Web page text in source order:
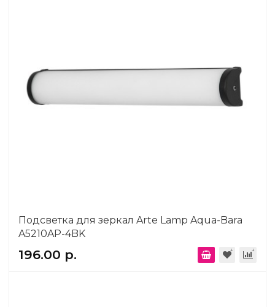
Подсветка для зеркал Arte Lamp Aqua-Bara
A5210AP-4BK
196.00 р.